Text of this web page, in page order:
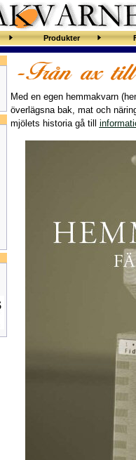
Produkter
Med en egen hemmakvarn
överlägsna bak, mat och
mjölets historia gå till